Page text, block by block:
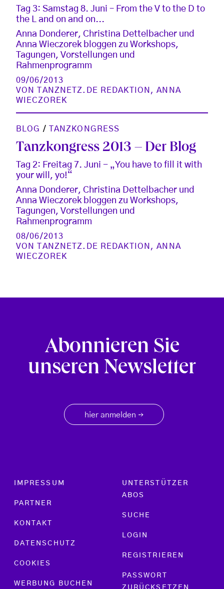
Tag 3: Samstag 8. Juni – From the V to the D to
the L and on and on...
Anna Donderer, Christina Dettelbacher und
Anna Wieczorek bloggen zu Workshops,
Tagungen, Vorstellungen und
Rahmenprogramm
09/06/2013
VON
TANZNETZ.DE REDAKTION ,ANNA
WIECZOREK
BLOG / TANZKONGRESS
Tanzkongress 2013 – Der Blog
Tag 2: Freitag 7. Juni - „You have to fill it with
your will, yo!“
Anna Donderer, Christina Dettelbacher und
Anna Wieczorek bloggen zu Workshops,
Tagungen, Vorstellungen und
Rahmenprogramm
08/06/2013
VON
TANZNETZ.DE REDAKTION ,ANNA
WIECZOREK
Abonnieren Sie
unseren Newsletter
hier anmelden →
Footer menu
IMPRESSUM
PARTNER
KONTAKT
DATENSCHUTZ
COOKIES
WERBUNG BUCHEN
UNTERSTÜTZER
ABOS
SUCHE
LOGIN
REGISTRIEREN
PASSWORT
ZURÜCKSETZEN